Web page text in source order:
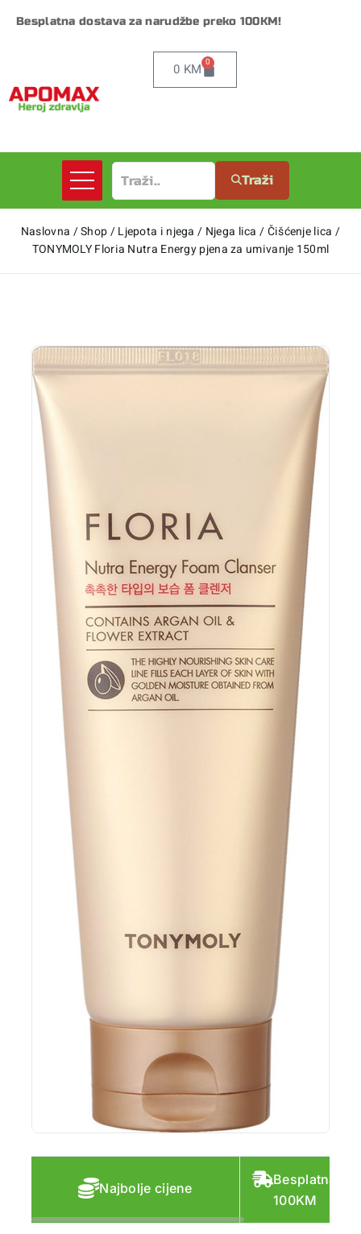
Besplatna dostava za narudžbe preko 100KM!
0 KM 0
Traži
Naslovna /Shop/Ljepota i njega / Njega lica /Čišćenje lica /
TONYMOLY Floria Nutra Energy pjena za umivanje 150ml
Najbolje cijene
Besplatna
100KM